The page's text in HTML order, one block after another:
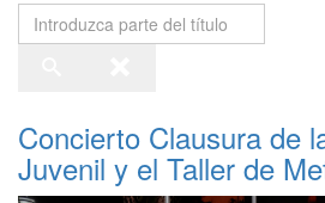
Concierto Clausura de
Juvenil y el Taller de